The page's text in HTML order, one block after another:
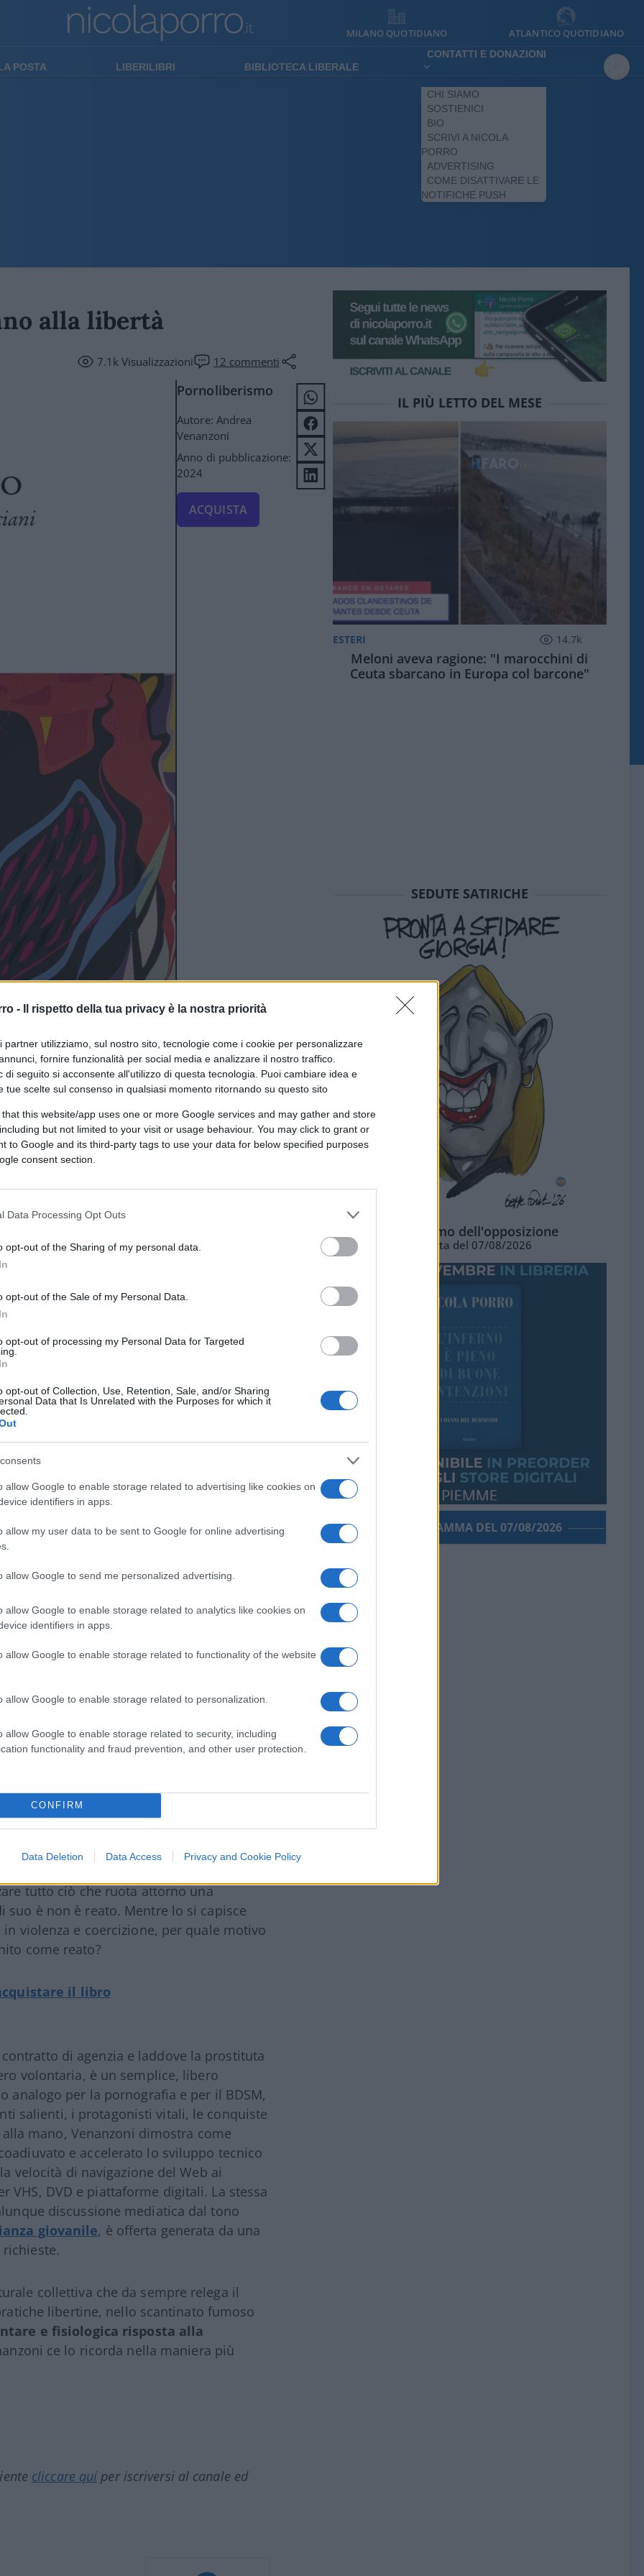
- Il rispetto della tua privacy è la nostra priorità
partner utilizziamo, sul nostro sito, tecnologie come i cookie per personalizzare
fornire funzionalità per social media e analizzare il nostro traffico.
di seguito si acconsente all'utilizzo di questa tecnologia. Puoi cambiare idea e
tue scelte sul consenso in qualsiasi momento ritornando su questo sito
that this website/app uses one or more Google services and may gather and store
but not limited to your visit or usage behaviour. You may click to grant or
to Google and its third-party tags to use your data for below specified purposes
consent section.
Data Processing Opt Outs
opt-out of the Sharing of my personal data.
opt-out of the Sale of my Personal Data.
opt-out of processing my Personal Data for Targeted
opt-out of Collection, Use, Retention, Sale, and/or Sharing
Data that Is Unrelated with the Purposes for which it
allow Google to enable storage related to advertising like cookies on
identifiers in apps.
allow my user data to be sent to Google for online advertising
allow Google to send me personalized advertising.
allow Google to enable storage related to analytics like cookies on
identifiers in apps.
allow Google to enable storage related to functionality of the website
allow Google to enable storage related to personalization.
allow Google to enable storage related to security, including
functionality and fraud prevention, and other user protection.
CONFIRM
Data Deletion Data Access Privacy and Cookie Policy
MILANO QUOTIDIANO ATLANTICO QUOTIDIANO
POSTA LIBERILIBRI BIBLIOTECA LIBERALE
CONTATTI E DONAZIONI
CHI SIAMO
SOSTIENICI
BIO
SCRIVI A NICOLA
PORRO
ADVERTISING
COME DISATTIVARE LE
NOTIFICHE PUSH
alla libertà
7.1kVisualizzazioni 12 commenti
Pornoliberismo
Autore: Andrea
Venanzoni
Anno di pubblicazione:
2024
ACQUISTA
su Google
alle prese con i threesome, Walter Block
Thatcher in blusa di cuoio nero e con
tanto. E del pari troverete la
meno organicamente
per chiunque cioè voglia approcciarsi al
al BDSM, senza pregiudizi,
aride sovrastrutture concettuali
contemporaneo.
sesso si parla, se ne parla tanto, forse
, oscillante dalla pruderie
proposta da neo e trans-
e dell’attivismo sessuale liquidano
entrambi con categorie massificate.
attività sessuale, scambismo,
con vagheggiati scenari pseudo-politici
corretta, intessuta di codici,
e complicazioni varie.
“intellettuale”, senza più alcuna
di quella ultima verità consistente
logico fare, se non ci si
rappresenta:snuda uno spazio di libertà
ricerca di se stesso. Proprio per questo,
sulla base della storia, della
della Corte Costituzionale italiana,
tutto ciò che ruota attorno una
è non è reato. Mentre lo si capisce
violenza e coercizione, per quale motivo
come reato?
il libro
di agenzia e laddove la prostituta
volontaria, è un semplice, libero
analogo per la pornografia e per il BDSM,
salienti, i protagonisti vitali, le conquiste
mano, Venanzoni dimostra come
e accelerato lo sviluppo tecnico
velocità di navigazione del Web ai
VHS, DVD e piattaforme digitali. La stessa
discussione mediatica dal tono
giovanile, è offerta generata da una
collettiva che da sempre relega il
libertine, nello scantinato fumoso
e fisiologica risposta alla
ce lo ricorda nella maniera più
cliccare qui per iscriversi al canale ed
IL PIÙ LETTO DEL MESE
ESTERI 14.7k
Meloni aveva ragione: "I marocchini di
Ceuta sbarcano in Europa col barcone"
SEDUTE SATIRICHE
L'ottimismo dell'opposizione
Vignetta del 07/08/2026
PORROGRAMMA DEL 07/08/2026